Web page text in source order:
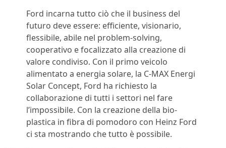
Ford incarna tutto ciò che il business del
futuro deve essere: efficiente, visionario,
flessibile, abile nel problem-solving,
cooperativo e focalizzato alla creazione di
valore condiviso. Con il primo veicolo
alimentato a energia solare, la C-MAX Energi
Solar Concept, Ford ha richiesto la
collaborazione di tutti i settori nel fare
l’impossibile. Con la creazione della bio-
plastica in fibra di pomodoro con Heinz Ford
ci sta mostrando che tutto è possibile.